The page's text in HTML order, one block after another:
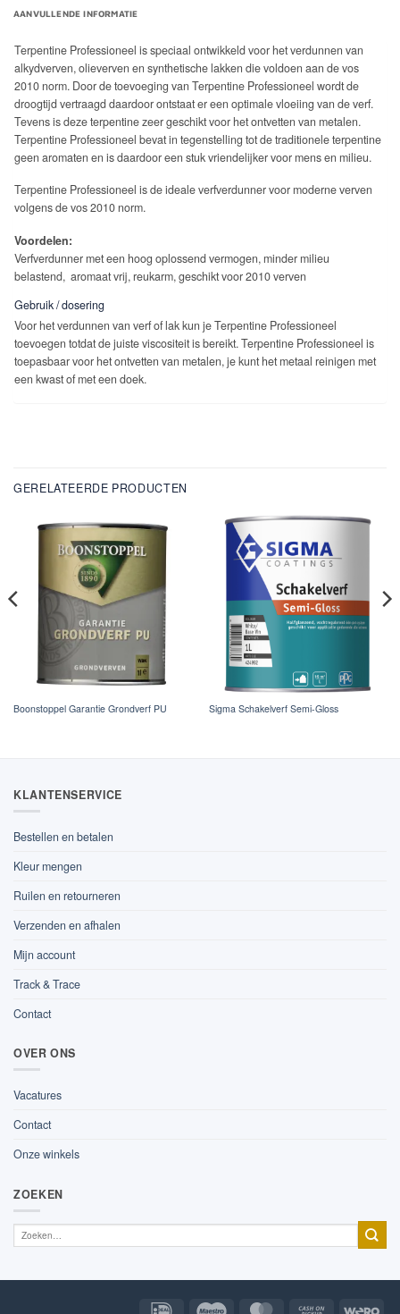
AANVULLENDE INFORMATIE
Terpentine Professioneel is speciaal ontwikkeld voor het verdunnen van
alkydverven, olieverven en synthetische lakken die voldoen aan de vos
2010 norm. Door de toevoeging van Terpentine Professioneel wordt de
droogtijd vertraagd daardoor ontstaat er een optimale vloeiing van de verf.
Tevens is deze terpentine zeer geschikt voor het ontvetten van metalen.
Terpentine Professioneel bevat in tegenstelling tot de traditionele terpentine
geen aromaten en is daardoor een stuk vriendelijker voor mens en milieu.
Terpentine Professioneel is de ideale verfverdunner voor moderne verven
volgens de vos 2010 norm.
Voordelen:
Verfverdunner met een hoog oplossend vermogen, minder milieu
belastend, aromaat vrij, reukarm, geschikt voor 2010 verven
Gebruik / dosering
Voor het verdunnen van verf of lak kun je Terpentine Professioneel
toevoegen totdat de juiste viscositeit is bereikt. Terpentine Professioneel is
toepasbaar voor het ontvetten van metalen, je kunt het metaal reinigen met
een kwast of met een doek.
GERELATEERDE PRODUCTEN
Boonstoppel Garantie Grondverf PU Sigma Schakelverf Semi-Gloss
KLANTENSERVICE
Bestellen en betalen
Kleur mengen
Ruilen en retourneren
Verzenden en afhalen
Mijn account
Track & Trace
Contact
OVER ONS
Vacatures
Contact
Onze winkels
ZOEKEN
IDeal Maestro MasterCard Cash